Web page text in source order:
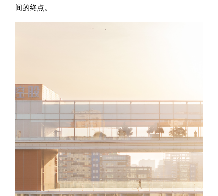
间的终点。